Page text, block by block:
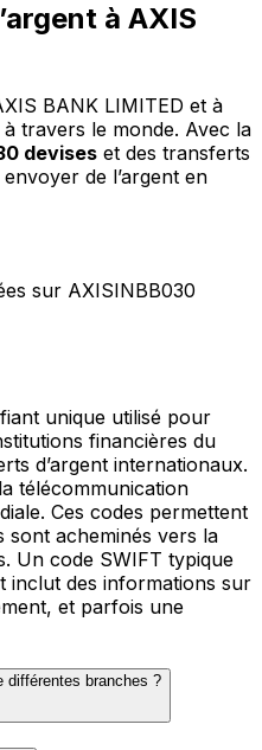
à AXIS
BANK LIMITED et à
à travers le monde. Avec la
devises et des transferts
de l’argent en
sur AXISINBB030
unique utilisé pour
financières du
d’argent internationaux.
télécommunication
Ces codes permettent
sont acheminés vers la
Un code SWIFT typique
inclut des informations sur
et parfois une
différentes branches ?